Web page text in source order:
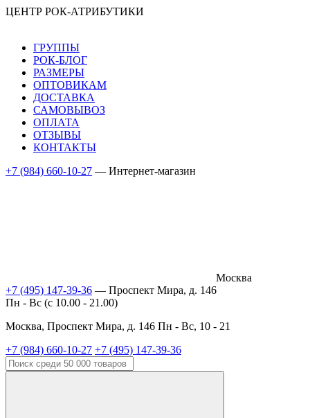
ЦЕНТР РОК-АТРИБУТИКИ
ГРУППЫ
РОК-БЛОГ
РАЗМЕРЫ
ОПТОВИКАМ
ДОСТАВКА
САМОВЫВОЗ
ОПЛАТА
ОТЗЫВЫ
КОНТАКТЫ
+7 (984) 660-10-27 — Интернет-магазин
Москва
+7 (495) 147-39-36 — Проспект Мира, д. 146
Пн - Вс (c 10.00 - 21.00)
Москва, Проспект Мира, д. 146 Пн - Вс, 10 - 21
+7 (984) 660-10-27 +7 (495) 147-39-36